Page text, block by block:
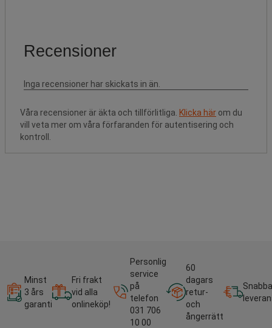
Våra recensioner är äkta och tillförlitliga. Klicka här om du
vill veta mer om våra förfaranden för autentisering och
kontroll.
Minst
3 års
garanti
Fri frakt
vid alla
onlineköp!
Personlig
service
på
telefon
031 706
10 00
60
dagars
retur-
och
ångerrätt
Snabba